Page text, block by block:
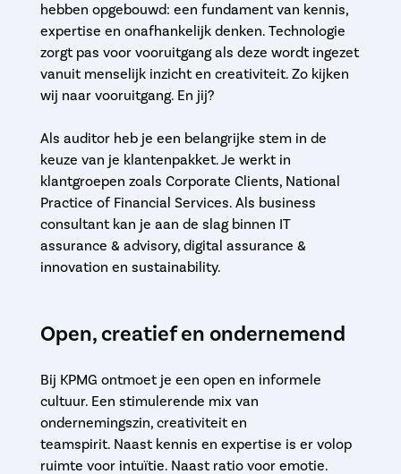
hebben opgebouwd: een fundament van kennis,
expertise en onafhankelijk denken. Technologie
zorgt pas voor vooruitgang als deze wordt ingezet
vanuit menselijk inzicht en creativiteit. Zo kijken
wij naar vooruitgang. En jij?
Als auditor heb je een belangrijke stem in de
keuze van je klantenpakket. Je werkt in
klantgroepen zoals Corporate Clients, National
Practice of Financial Services. Als business
consultant kan je aan de slag binnen IT
assurance & advisory, digital assurance &
innovation en sustainability.
Open, creatief en ondernemend
Bij KPMG ontmoet je een open en informele
cultuur. Een stimulerende mix van
ondernemingszin, creativiteit en
teamspirit. Naast kennis en expertise is er volop
ruimte voor intuïtie. Naast ratio voor emotie.